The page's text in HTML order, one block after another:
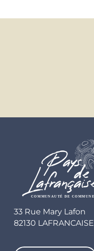
33 Rue Mary Lafon
82130 LAFRANCAISE